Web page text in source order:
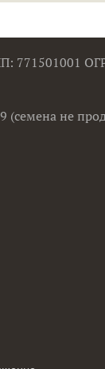
771501001
(семена не